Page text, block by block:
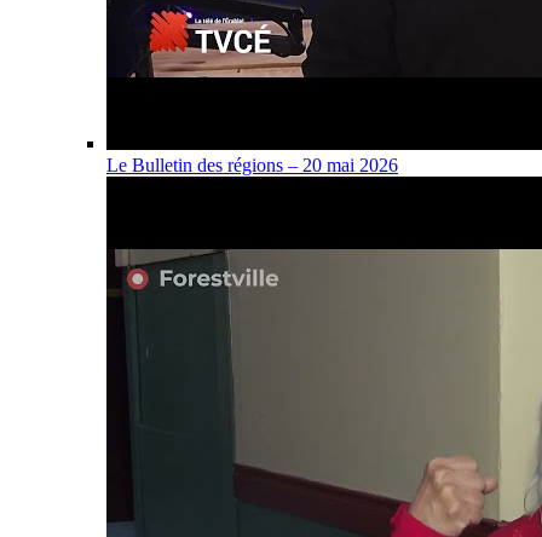
Le Bulletin des régions – 20 mai 2026